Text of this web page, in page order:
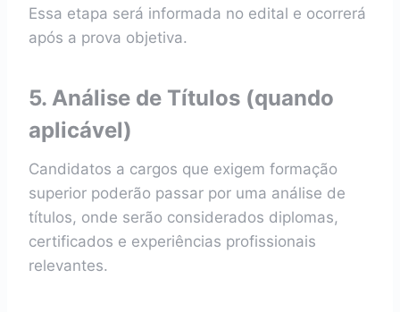
Essa etapa será informada no edital e ocorrerá
após a prova objetiva.
5. Análise de Títulos (quando
aplicável)
Candidatos a cargos que exigem formação
superior poderão passar por uma análise de
títulos, onde serão considerados diplomas,
certificados e experiências profissionais
relevantes.